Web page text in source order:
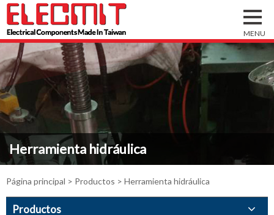
Herramienta hidráulica
Página principal > Productos > Herramienta hidráulica
Productos